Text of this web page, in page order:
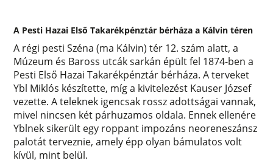
A Pesti Hazai Első Takarékpénztár bérháza a Kálvin téren
A régi pesti Széna (ma Kálvin) tér 12. szám alatt, a
Múzeum és Baross utcák sarkán épült fel 1874-ben a
Pesti Első Hazai Takarékpénztár bérháza. A terveket
Ybl Miklós készítette, míg a kivitelezést Kauser József
vezette. A teleknek igencsak rossz adottságai vannak,
mivel nincsen két párhuzamos oldala. Ennek ellenére
Yblnek sikerült egy roppant impozáns neoreneszánsz
palotát terveznie, amely épp olyan bámulatos volt
kívül, mint belül.